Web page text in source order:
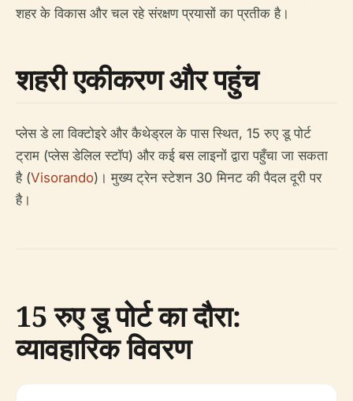
शहर के विकास और चल रहे संरक्षण प्रयासों का प्रतीक है।
शहरी एकीकरण और पहुंच
प्लेस डे ला विक्टोइरे और कैथेड्रल के पास स्थित, 15 रुए डू पोर्ट
ट्राम (प्लेस डेलिल स्टॉप) और कई बस लाइनों द्वारा पहुँचा जा सकता
है (Visorando)। मुख्य ट्रेन स्टेशन 30 मिनट की पैदल दूरी पर
है।
15 रुए डू पोर्ट का दौरा:
व्यावहारिक विवरण